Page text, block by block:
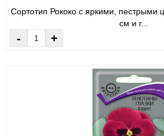
Сортотип Рококо с яркими, пестрыми
см и г...
- +